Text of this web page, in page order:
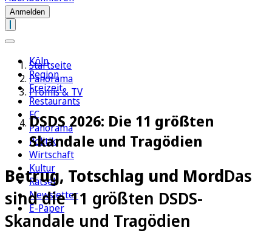
Anmelden
Köln
Region
Freizeit
Restaurants
FC
Panorama
Politik
Wirtschaft
Kultur
Rätsel
Newsletter
E-Paper
Startseite
Panorama
Promis & TV
DSDS 2026: Die 11 größten
Skandale und Tragödien
Betrug, Totschlag und MordDas
sind die 11 größten DSDS-
Skandale und Tragödien